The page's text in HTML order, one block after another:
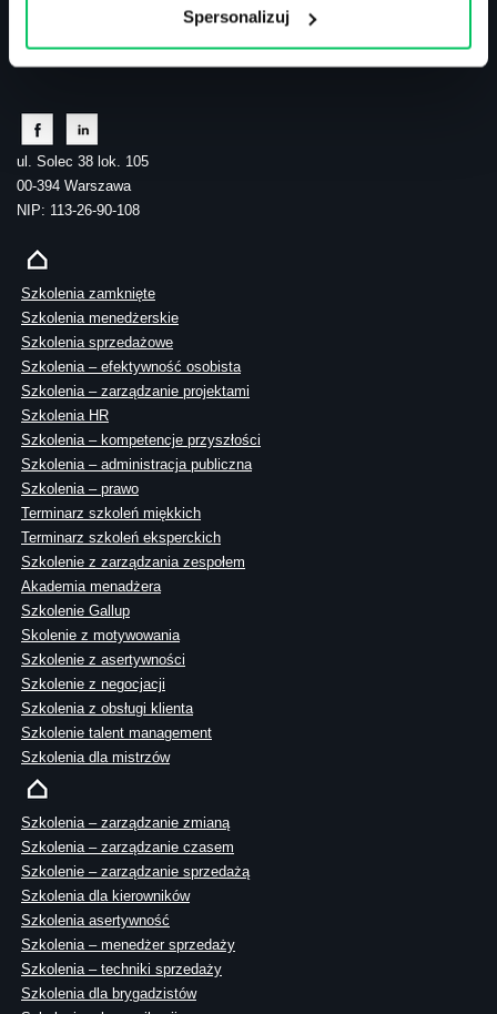
Spersonalizuj
tel.: 505 273 550
ul. Solec 38 lok. 105
00-394 Warszawa
NIP: 113-26-90-108
Szkolenia zamknięte
Szkolenia menedżerskie
Szkolenia sprzedażowe
Szkolenia – efektywność osobista
Szkolenia – zarządzanie projektami
Szkolenia HR
Szkolenia – kompetencje przyszłości
Szkolenia – administracja publiczna
Szkolenia – prawo
Terminarz szkoleń miękkich
Terminarz szkoleń eksperckich
Szkolenie z zarządzania zespołem
Akademia menadżera
Szkolenie Gallup
Skolenie z motywowania
Szkolenie z asertywności
Szkolenie z negocjacji
Szkolenia z obsługi klienta
Szkolenie talent management
Szkolenia dla mistrzów
Szkolenia – zarządzanie zmianą
Szkolenia – zarządzanie czasem
Szkolenie – zarządzanie sprzedażą
Szkolenia dla kierowników
Szkolenia asertywność
Szkolenia – menedżer sprzedaży
Szkolenia – techniki sprzedaży
Szkolenia dla brygadzistów